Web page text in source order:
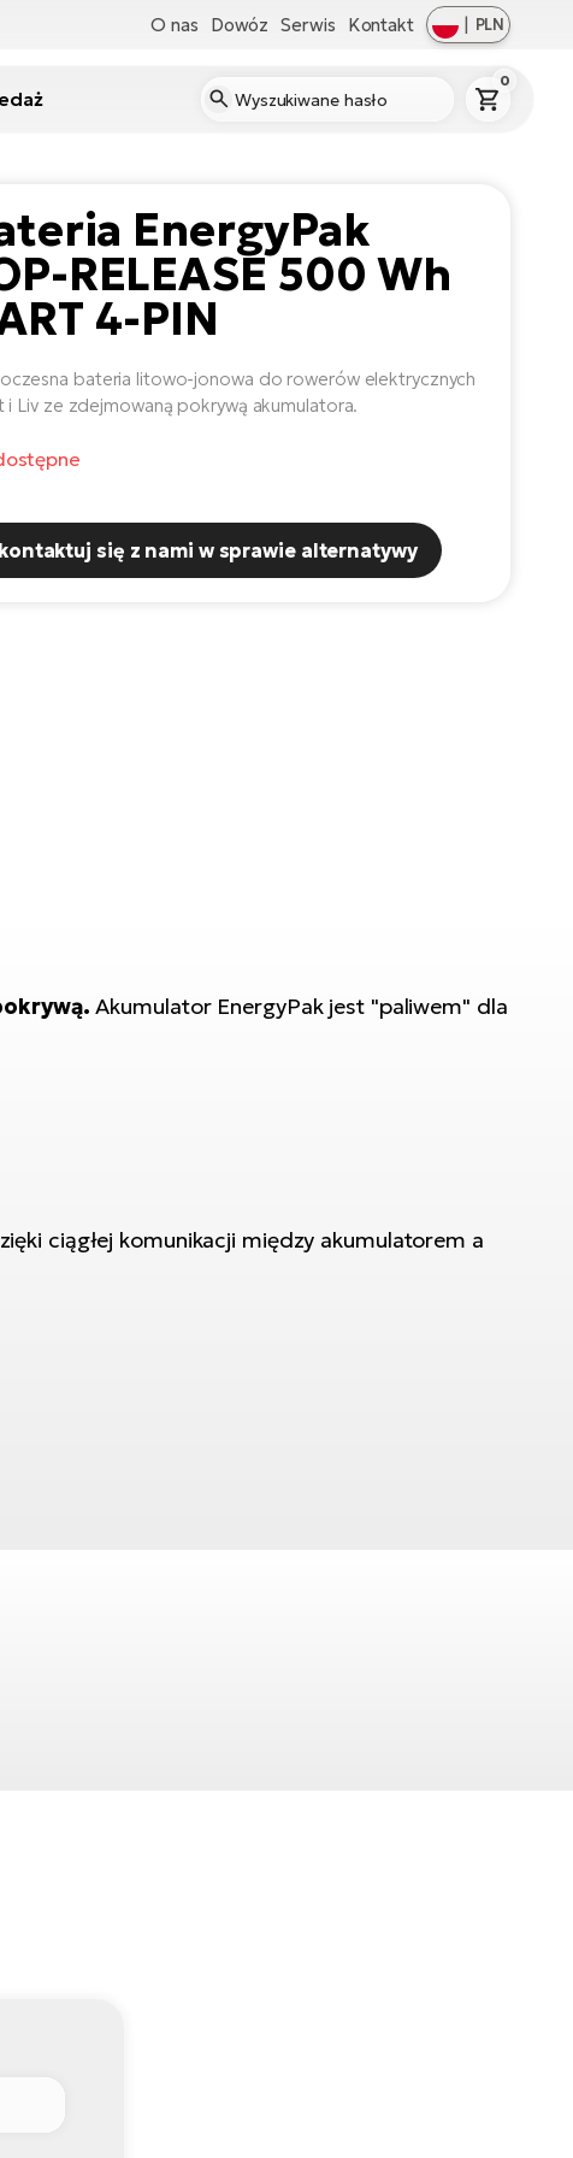
O nas Dowóz Serwis Kontakt | PLN
0
EnergyPak
RELEASE 500 Wh
4-PIN
bateria litowo-jonowa do rowerów elektrycznych
i Liv ze zdejmowaną pokrywą akumulatora.
się z nami w sprawie alternatywy
Akumulator EnergyPak jest "paliwem" dla
ciągłej komunikacji między akumulatorem a